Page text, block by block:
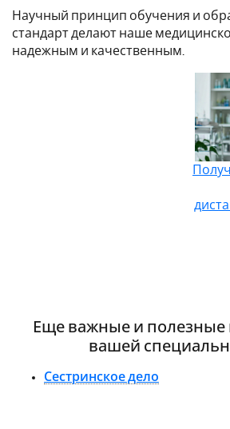
Научный принцип обучения и
стандарт делают наше
надежным и качественным.
Еще важные и полезные
вашей
Сестринское дело